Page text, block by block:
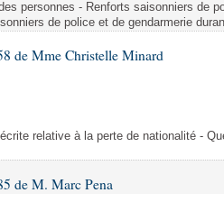
des lois
personnes - Renforts saisonniers de
de police et de gendarmerie
de Mme Christelle Minard
relative à la perte de nationalité -
de M. Marc Pena